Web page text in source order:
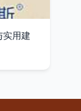
实用建